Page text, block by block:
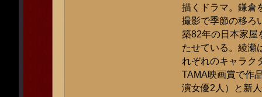
描くドラマ。鎌倉
撮影で季節の移ろ
築82年の日本家屋
たせている。綾瀬
れぞれのキャラク
TAMA映画賞で作
演女優2人）と新